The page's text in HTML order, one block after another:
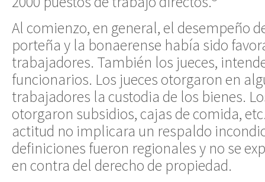
Al comienzo, en general, el desempeño
porteña y la bonaerense había sido
trabajadores. También los jueces,
funcionarios. Los jueces otorgaron en
trabajadores la custodia de los bienes.
otorgaron subsidios, cajas de comida,
actitud no implicara un respaldo
definiciones fueron regionales y no se
en contra del derecho de propiedad.